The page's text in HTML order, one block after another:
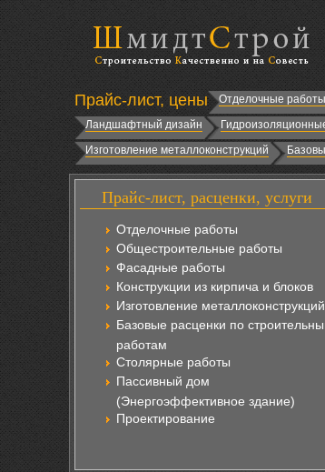
Прайс-лист, цены Отделочные работы
Ландшафтный дизайн
Изготовление металлоконструкций
Прайс-лист, расценки, услуги
Отделочные работы
Общестроительные работы
Фасадные работы
Конструкции из кирпича и блоков
Изготовление металлоконструкций
Базовые расценки по
работам
Столярные работы
Пассивный дом
(Энергоэффективное здание)
Проектирование